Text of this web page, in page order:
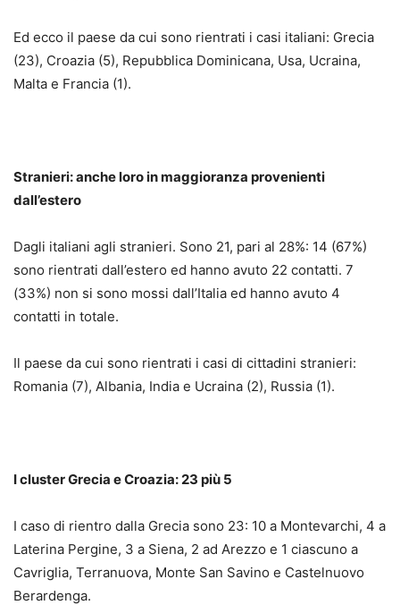
Ed ecco il paese da cui sono rientrati i casi italiani: Grecia
(23), Croazia (5), Repubblica Dominicana, Usa, Ucraina,
Malta e Francia (1).
Stranieri: anche loro in maggioranza provenienti
dall’estero
Dagli italiani agli stranieri. Sono 21, pari al 28%: 14 (67%)
sono rientrati dall’estero ed hanno avuto 22 contatti. 7
(33%) non si sono mossi dall’Italia ed hanno avuto 4
contatti in totale.
Il paese da cui sono rientrati i casi di cittadini stranieri:
Romania (7), Albania, India e Ucraina (2), Russia (1).
I cluster Grecia e Croazia: 23 più 5
I caso di rientro dalla Grecia sono 23: 10 a Montevarchi, 4 a
Laterina Pergine, 3 a Siena, 2 ad Arezzo e 1 ciascuno a
Cavriglia, Terranuova, Monte San Savino e Castelnuovo
Berardenga.